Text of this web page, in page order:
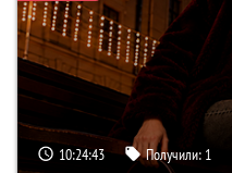
10:24:42 Получили: 1